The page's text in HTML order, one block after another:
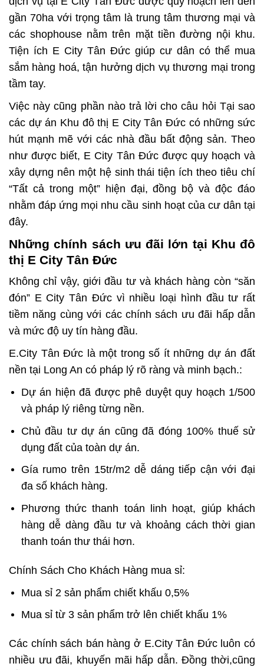
gần 70ha với trọng tâm là trung tâm thương mại và
các shophouse nằm trên mặt tiền đường nội khu.
Tiện ích E City Tân Đức giúp cư dân có thể mua
sắm hàng hoá, tận hưởng dịch vụ thương mại trong
tầm tay.
Việc này cũng phần nào trả lời cho câu hỏi Tại sao
các dự án Khu đô thị E City Tân Đức có những sức
hút mạnh mẽ với các nhà đầu bất động sản. Theo
như được biết, E City Tân Đức được quy hoạch và
xây dựng nên một hệ sinh thái tiện ích theo tiêu chí
“Tất cả trong một” hiện đại, đồng bộ và độc đáo
nhằm đáp ứng mọi nhu cầu sinh hoạt của cư dân tại
đây.
Những chính sách ưu đãi lớn tại Khu đô
thị E City Tân Đức
Không chỉ vậy, giới đầu tư và khách hàng còn “săn
đón” E City Tân Đứcvì nhiều loại hình đầu tư rất
tiềm năng cùng với các chính sách ưu đãi hấp dẫn
và mức độ uy tín hàng đầu.
E.City Tân Đức là một trong số ít những dự án đất
nền tại Long An có pháp lý rõ ràng và minh bạch.:
Dự án hiện đã được phê duyệt quy hoạch 1/500
và pháp lý riêng từng nền.
Chủ đầu tư dự án cũng đã đóng 100% thuế sử
dụng đất của toàn dự án.
Gía rumo trên 15tr/m2 dễ dáng tiếp cận với đại
đa số khách hàng.
Phương thức thanh toán linh hoạt, giúp khách
hàng dễ dàng đầu tư và khoảng cách thời gian
thanh toán thư thái hơn.
Chính Sách Cho Khách Hàng mua sỉ:
Mua sỉ 2 sản phẩm chiết khấu 0,5%
Mua sỉ từ 3 sản phẩm trở lên chiết khấu 1%
Các chính sách bán hàng ở E.City Tân Đứcluôn có
nhiều ưu đãi, khuyến mãi hấp dẫn. Đồng thời,cũng